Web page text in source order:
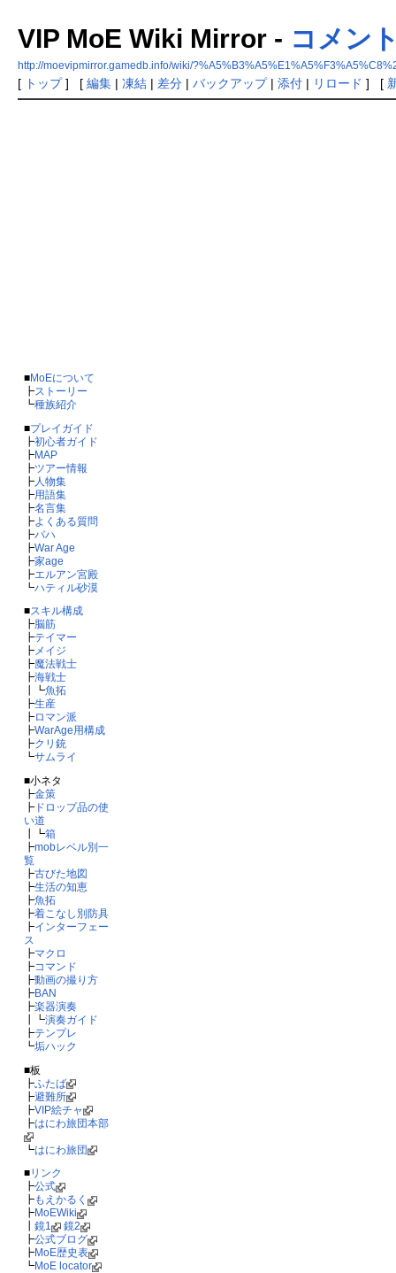
VIP MoE Wiki Mirror - コメン
http://moevipmirror.gamedb.info/wiki/
[ トップ] [ 編集| 凍結| 差分| バックアップ| 添付| リロード ] [
■MoEについて
┣ストーリー
┗種族紹介
■プレイガイド
┣初心者ガイド
┣MAP
┣ツアー情報
┣人物集
┣用語集
┣名言集
┣よくある質問
┣バハ
┣War Age
┣家age
┣エルアン宮殿
┗ハティル砂漠
■スキル構成
┣脳筋
┣テイマー
┣メイジ
┣魔法戦士
┣海戦士
┃┗魚拓
┣生産
┣ロマン派
┣WarAge用構成
┣クリ銃
┗サムライ
■小ネタ
┣金策
┣ドロップ品の使
い道
┃┗箱
┣mobレベル別一
覧
┣古びた地図
┣生活の知恵
┣魚拓
┣着こなし別防具
┣インターフェー
ス
┣マクロ
┣コマンド
┣動画の撮り方
┣BAN
┣楽器演奏
┃┗演奏ガイド
┣テンプレ
┗垢ハック
■板
┣ふたば
┣避難所
┣VIP絵チャ
┣はにわ旅団本部
┗はにわ旅団
■リンク
┣公式
┣もえかるく
┣MoEWiki
鏡1
鏡2
┣公式ブログ
┣MoE歴史表
┗MoE locator